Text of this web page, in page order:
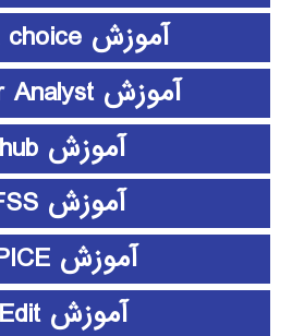
آموزش expert choice
آموزش Frontier Analyst
آموزش github
آموزش HFSS
آموزش HSPICE
آموزش L-Edit